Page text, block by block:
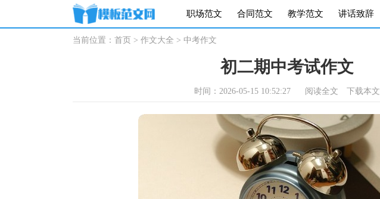
职场范文 合同范文 教学范文 讲话致辞
当前位置： 首页 > 作文大全 > 中考作文
初二期中考试作文
时间：2026-05-15 10:52:27 阅读全文 下载本文